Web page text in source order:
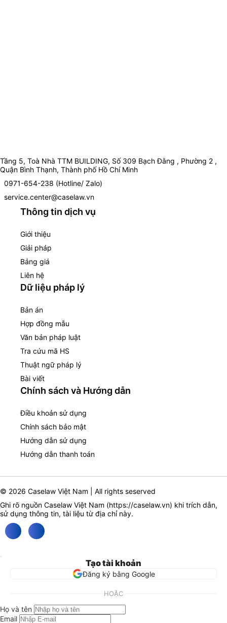
Tầng 5, Toà Nhà TTM BUILDING, Số 309 Bạch Đằng , Phường 2 ,
Quận Bình Thạnh, Thành phố Hồ Chí Minh
0971-654-238 (Hotline/ Zalo)
service.center@caselaw.vn
Thông tin dịch vụ
Giới thiệu
Giải pháp
Bảng giá
Liên hệ
Dữ liệu pháp lý
Bản án
Hợp đồng mẫu
Văn bản pháp luật
Tra cứu mã HS
Thuật ngữ pháp lý
Bài viết
Chính sách và Hướng dẫn
Điều khoản sử dụng
Chính sách bảo mật
Hướng dẫn sử dụng
Hướng dẫn thanh toán
© 2026 Caselaw Việt Nam | All rights seserved
Ghi rõ nguồn Caselaw Việt Nam (https://caselaw.vn) khi trích dẫn,
sử dụng thông tin, tài liệu từ địa chỉ này.
Tạo tài khoản
Đăng ký bằng Google
HOẶC
Họ và tên
Email